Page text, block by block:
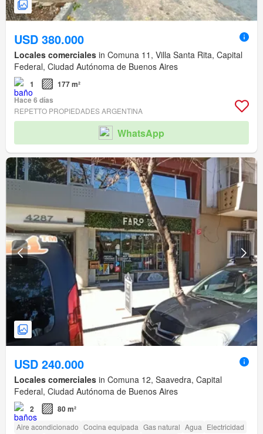
USD 380.000
Locales comerciales in Comuna 11, Villa Santa Rita, Capital
Federal, Ciudad Autónoma de Buenos Aires
1
177 m²
Hace 6 días
REPETTO PROPIEDADES ARGENTINA
WhatsApp
USD 240.000
Locales comerciales in Comuna 12, Saavedra, Capital
Federal, Ciudad Autónoma de Buenos Aires
2 80 m²
Aire acondicionado Cocina equipada Gas natural Agua Electricidad